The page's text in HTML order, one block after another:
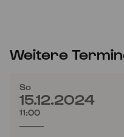
Weitere
So
15.12.2024
11:00